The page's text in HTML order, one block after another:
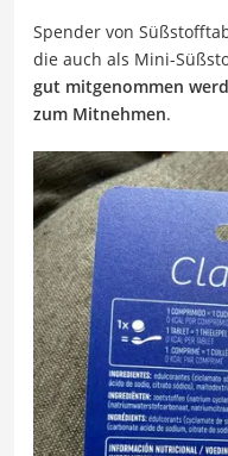
Spender von
die auch als Mini-
gut mitgenommen
zum Mitnehmen.